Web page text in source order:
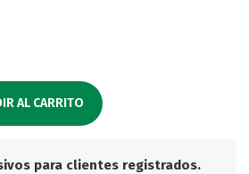
AL CARRITO
para clientes registrados.